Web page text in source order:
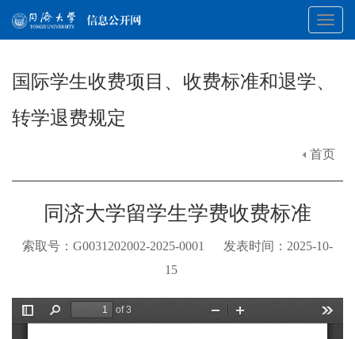
国际学生收费项目、收费标准和退学、
转学退费规定
首页
同济大学留学生学费收费标准
索取号：G0031202002-2025-0001 发表时间：2025-10-
15